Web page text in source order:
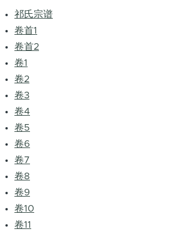
祁氏宗谱
卷首1
卷首2
卷1
卷2
卷3
卷4
卷5
卷6
卷7
卷8
卷9
卷10
卷11